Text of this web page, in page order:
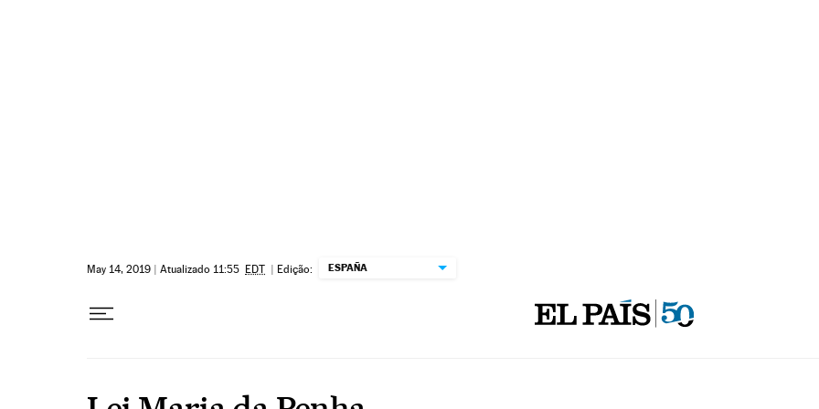
May 14, 2019 | Atualizado 11:55 EDT | Edição: ESPAÑA